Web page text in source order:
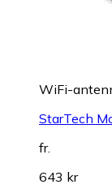
WiFi-
StarTech
fr.
643 kr